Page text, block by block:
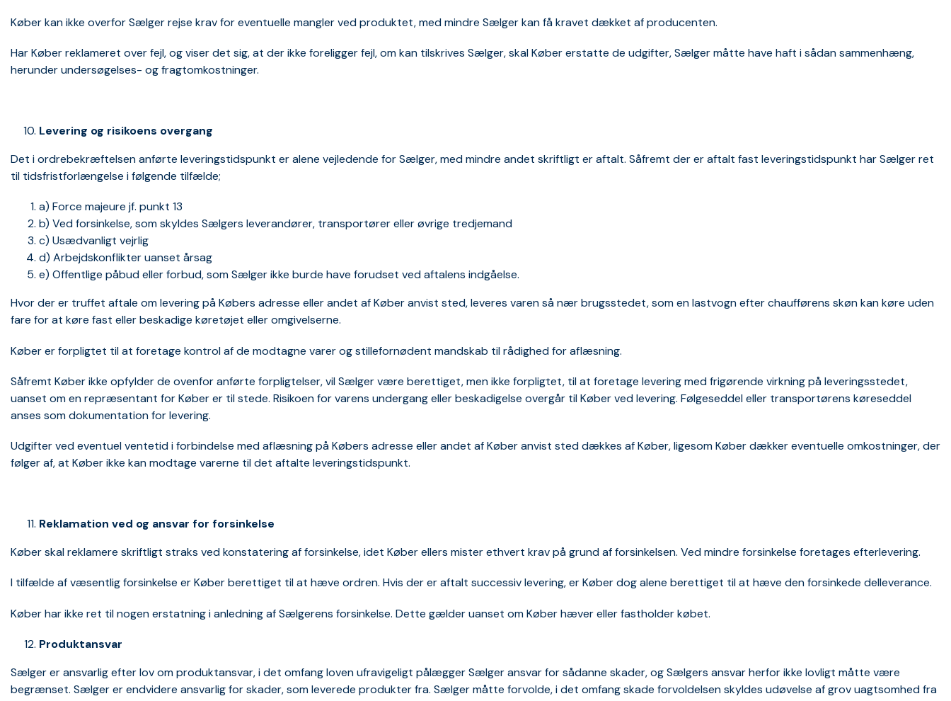
Køber kan ikke overfor Sælger rejse krav for eventuelle mangler ved produktet, med mindre Sælger kan få kravet dækket af producenten.
Har Køber reklameret over fejl, og viser det sig, at der ikke foreligger fejl, om kan tilskrives Sælger, skal Køber erstatte de udgifter, Sælger måtte have haft i sådan sammenhæng,
herunder undersøgelses- og fragtomkostninger.
Levering og risikoens overgang
Det i ordrebekræftelsen anførte leveringstidspunkt er alene vejledende for Sælger, med mindre andet skriftligt er aftalt. Såfremt der er aftalt fast leveringstidspunkt har Sælger ret
til tidsfristforlængelse i følgende tilfælde;
a) Force majeure jf. punkt 13
b) Ved forsinkelse, som skyldes Sælgers leverandører, transportører eller øvrige tredjemand
c) Usædvanligt vejrlig
d) Arbejdskonflikter uanset årsag
e) Offentlige påbud eller forbud, som Sælger ikke burde have forudset ved aftalens indgåelse.
Hvor der er truffet aftale om levering på Købers adresse eller andet af Køber anvist sted, leveres varen så nær brugsstedet, som en lastvogn efter chaufførens skøn kan køre uden
fare for at køre fast eller beskadige køretøjet eller omgivelserne.
Køber er forpligtet til at foretage kontrol af de modtagne varer og stillefornødent mandskab til rådighed for aflæsning.
Såfremt Køber ikke opfylder de ovenfor anførte forpligtelser, vil Sælger være berettiget, men ikke forpligtet, til at foretage levering med frigørende virkning på leveringsstedet,
uanset om en repræsentant for Køber er til stede. Risikoen for varens undergang eller beskadigelse overgår til Køber ved levering. Følgeseddel eller transportørens køreseddel
anses som dokumentation for levering.
Udgifter ved eventuel ventetid i forbindelse med aflæsning på Købers adresse eller andet af Køber anvist sted dækkes af Køber, ligesom Køber dækker eventuelle omkostninger, der
følger af, at Køber ikke kan modtage varerne til det aftalte leveringstidspunkt.
Reklamation ved og ansvar for forsinkelse
Køber skal reklamere skriftligt straks ved konstatering af forsinkelse, idet Køber ellers mister ethvert krav på grund af forsinkelsen. Ved mindre forsinkelse foretages efterlevering.
I tilfælde af væsentlig forsinkelse er Køber berettiget til at hæve ordren. Hvis der er aftalt successiv levering, er Køber dog alene berettiget til at hæve den forsinkede delleverance.
Køber har ikke ret til nogen erstatning i anledning af Sælgerens forsinkelse. Dette gælder uanset om Køber hæver eller fastholder købet.
Produktansvar
Sælger er ansvarlig efter lov om produktansvar, i det omfang loven ufravigeligt pålægger Sælger ansvar for sådanne skader, og Sælgers ansvar herfor ikke lovligt måtte være
begrænset. Sælger er endvidere ansvarlig for skader, som leverede produkter fra. Sælger måtte forvolde, i det omfang skade forvoldelsen skyldes udøvelse af grov uagtsomhed fra